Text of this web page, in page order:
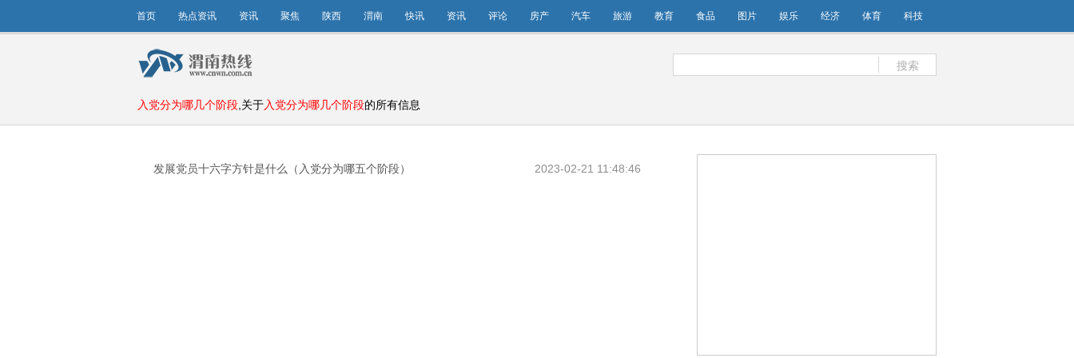
首页 热点资讯 资讯 聚焦 陕西 渭南 快讯 资讯 评论 房产 汽车 旅游 教育 食品 图片 娱乐 经济 体育 科技
搜索
入党分为哪几个阶段 ,关于入党分为哪几个阶段的所有信息
发展党员十六字方针是什么（入党分为哪五个阶段） 2023-02-21 11:48:46